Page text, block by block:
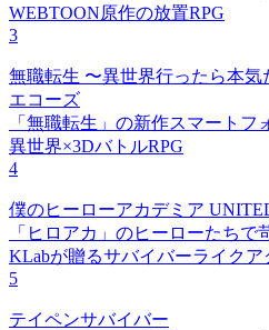
WEBTOON原作の放置RPG
3
無職転生 〜異世界行ったら本気
エコーズ
「無職転生」の新作スマート
異世界×3DバトルRPG
4
僕のヒーローアカデミア
「ヒロアカ」のヒーローたちで
KLabが贈るサバイバーライクア
5
テイペンサバイバー